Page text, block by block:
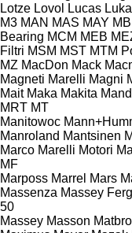
Lotze Lovol Lucas
M3 MAN MAS MAY
Bearing MCM MEB
Filtri MSM MST MTM
MZ MacDon Mack
Magneti Marelli Magni
Mait Maka Makita
MRT MT
Manitowoc
Manroland Mantsinen
Marco Marelli Motori
MF
Marposs Marrel Mars
Massenza Massey
50
Massey Masson Matbro